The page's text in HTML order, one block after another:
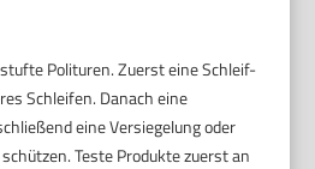
Polituren. Zuerst eine Schleif-
Schleifen. Danach eine
eine Versiegelung oder
Teste Produkte zuerst an